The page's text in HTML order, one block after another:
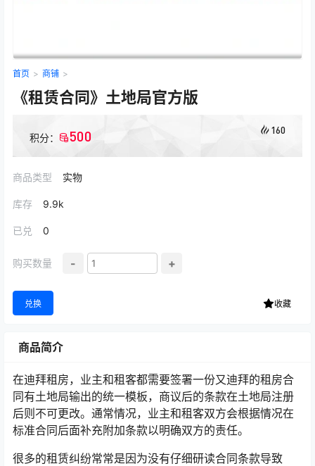
首页 > 商铺 >
《租赁合同》土地局官方版
积分： 500 160
商品类型 实物
库存 9.9k
已兑 0
购买数量 - +
兑换 收藏
商品简介
在迪拜租房，业主和租客都需要签署一份又迪拜的租房合
同有土地局输出的统一模板，商议后的条款在土地局注册
后则不可更改。通常情况，业主和租客双方会根据情况在
标准合同后面补充附加条款以明确双方的责任。
很多的租赁纠纷常常是因为没有仔细研读合同条款导致